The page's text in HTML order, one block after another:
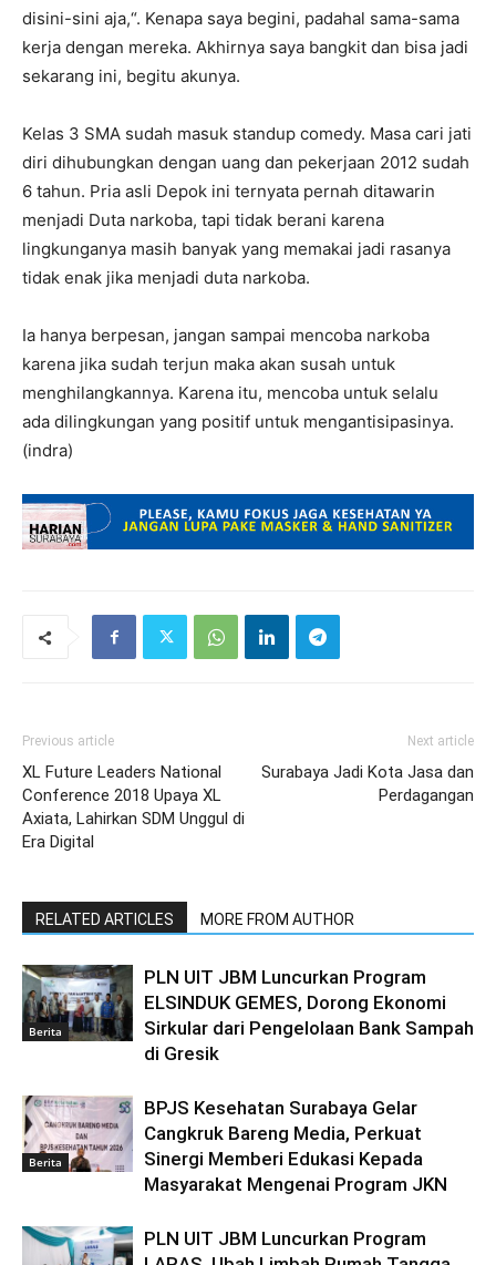
disini-sini aja,“. Kenapa saya begini, padahal sama-sama
kerja dengan mereka. Akhirnya saya bangkit dan bisa jadi
sekarang ini, begitu akunya.
Kelas 3 SMA sudah masuk standup comedy. Masa cari jati
diri dihubungkan dengan uang dan pekerjaan 2012 sudah
6 tahun. Pria asli Depok ini ternyata pernah ditawarin
menjadi Duta narkoba, tapi tidak berani karena
lingkunganya masih banyak yang memakai jadi rasanya
tidak enak jika menjadi duta narkoba.
Ia hanya berpesan, jangan sampai mencoba narkoba
karena jika sudah terjun maka akan susah untuk
menghilangkannya. Karena itu, mencoba untuk selalu
ada dilingkungan yang positif untuk mengantisipasinya.
(indra)
Previous article
XL Future Leaders National
Conference 2018 Upaya XL
Axiata, Lahirkan SDM Unggul di
Era Digital
Next article
Surabaya Jadi Kota Jasa dan
Perdagangan
RELATED ARTICLES MORE FROM AUTHOR
Berita
PLN UIT JBM Luncurkan Program
ELSINDUK GEMES, Dorong Ekonomi
Sirkular dari Pengelolaan Bank Sampah
di Gresik
Berita
BPJS Kesehatan Surabaya Gelar
Cangkruk Bareng Media, Perkuat
Sinergi Memberi Edukasi Kepada
Masyarakat Mengenai Program JKN
PLN UIT JBM Luncurkan Program